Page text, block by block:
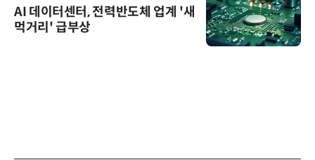
AI 데이터센터, 전력반도체 업계 '새
먹거리' 급부상